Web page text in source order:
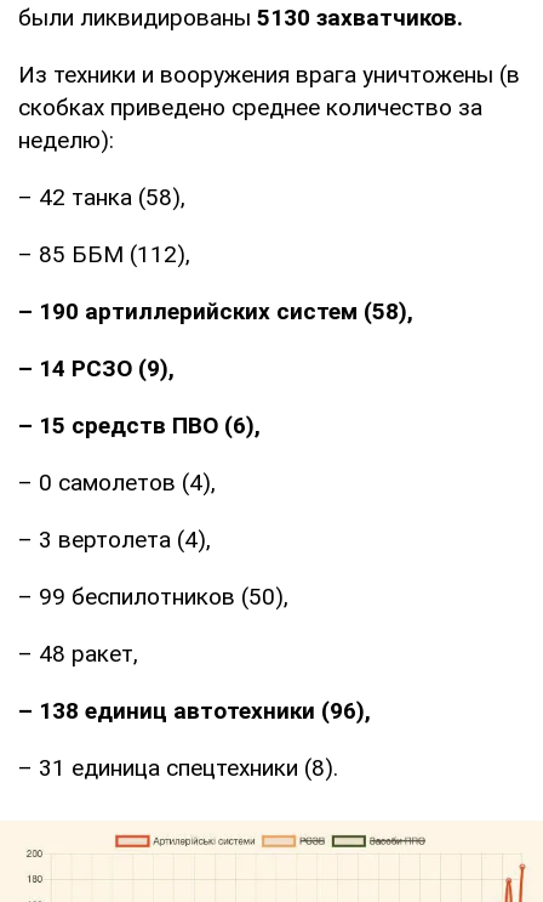
были ликвидированы 5130 захватчиков.
Из техники и вооружения врага уничтожены (в
скобках приведено среднее количество за
неделю):
– 42 танка (58),
– 85 ББМ (112),
– 190 артиллерийских систем (58),
– 14 РСЗО (9),
– 15 средств ПВО (6),
– 0 самолетов (4),
– 3 вертолета (4),
– 99 беспилотников (50),
– 48 ракет,
– 138 единиц автотехники (96),
– 31 единица спецтехники (8).